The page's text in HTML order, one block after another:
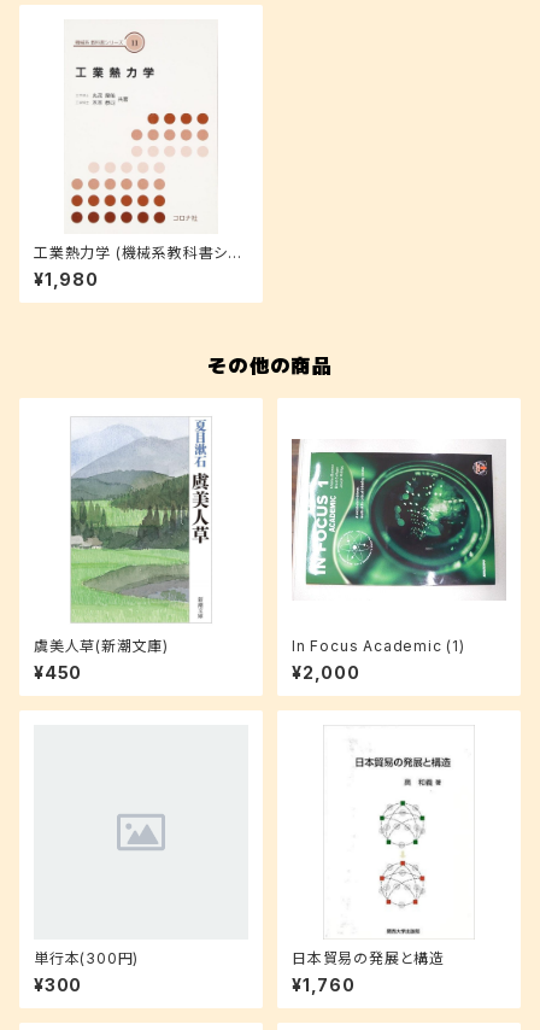
工業熱力学 (機械系教科書シリ
ーズ)
¥1,980
その他の商品
虞美人草(新潮文庫)
¥450
In Focus Academic (1)
¥2,000
単行本(300円)
¥300
日本貿易の発展と構造
¥1,760